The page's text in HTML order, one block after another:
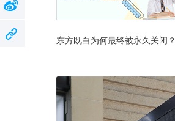
东方既白为何最终被永久关闭？